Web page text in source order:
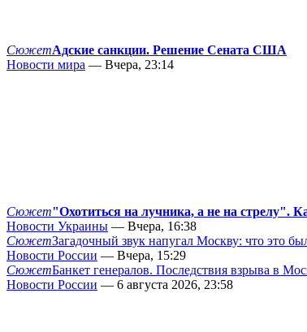
СюжетАдские санкции. Решение Сената США
Новости мира — Вчера, 23:14
Сюжет"Охотиться на лучника, а не на стрелу".
Новости Украины — Вчера, 16:38
СюжетЗагадочный звук напугал Москву: что это
Новости России — Вчера, 15:29
СюжетБанкет генералов. Последствия взрыва в
Новости России — 6 августа 2026, 23:58